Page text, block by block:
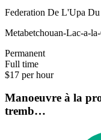
Federation De L'Upa
Metabetchouan-Lac-a-
Permanent
Full time
$17 per hour
Manoeuvre à la
tremb…